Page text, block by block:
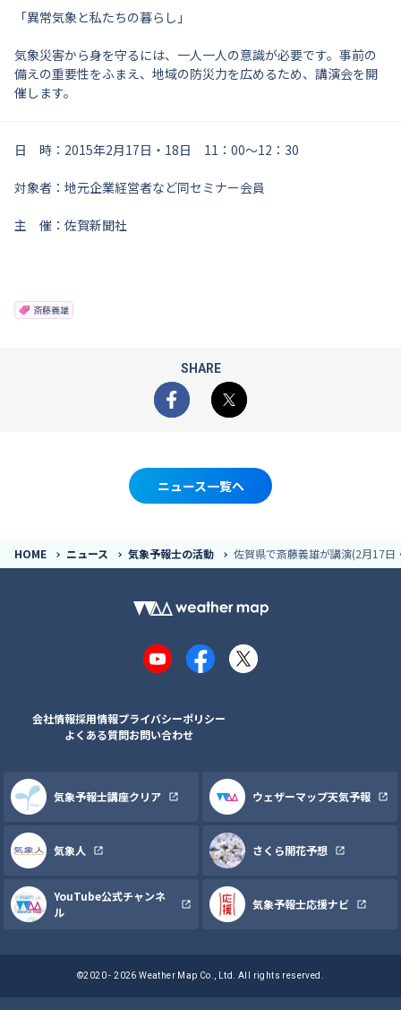
「異常気象と私たちの暮らし」
気象災害から身を守るには、一人一人の意識が必要です。事前の
備えの重要性をふまえ、地域の防災力を広めるため、講演会を開
催します。
日 時：2015年2月17日・18日 11：00～12：30
対象者：地元企業経営者など同セミナー会員
主 催：佐賀新聞社
斎藤義雄
SHARE
Facebook
X
ニュース一覧へ
HOME ニュース 気象予報士の活動 佐賀県で斎藤義雄が講演(2月17日
YouTubeFacebook
X
会社情報採用情報プライバシーポリシー
よくある質問お問い合わせ
気象予報士講座クリア ウェザーマップ天気予報
気象人 さくら開花予想
YouTube公式チャンネ
ル
気象予報士応援ナビ
©2020 - 2026 Weather Map Co., Ltd. All rights reserved.